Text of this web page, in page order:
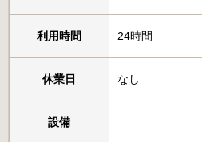
利用時間 24時間
休業日 なし
設備